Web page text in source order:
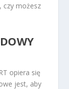
czy możesz
opiera się
jest, aby